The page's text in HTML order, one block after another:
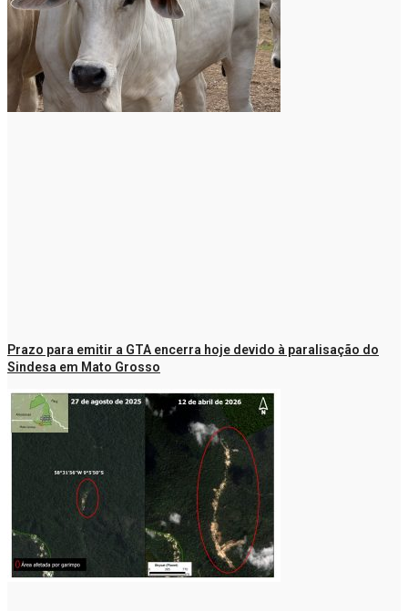
Prazo para emitir a GTA encerra hoje devido à paralisação do
Sindesa em Mato Grosso